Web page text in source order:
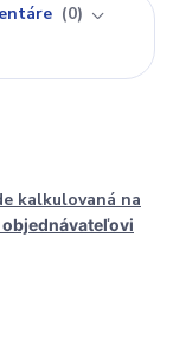
0
kalkulovaná na
objednávateľovi